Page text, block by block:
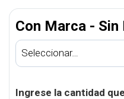
Con Marca - Sin
Ingrese la cantidad